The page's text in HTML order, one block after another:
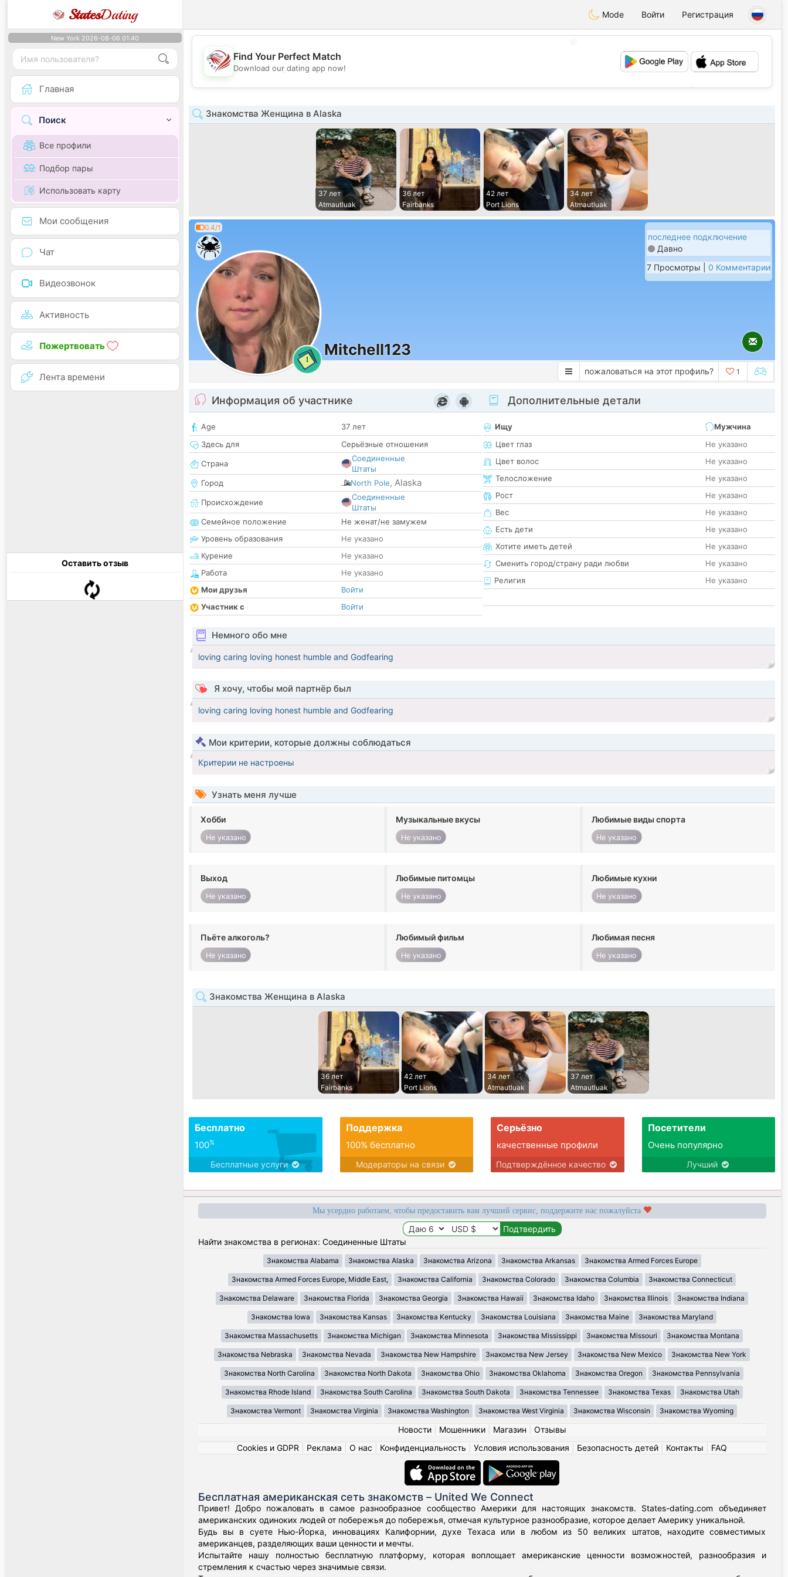
StatesDating Mode Войти Регистрация
New York 2026-08-06 01:40
Главная
Поиск
Все профили
Подбор пары
Использовать карту
Мои сообщения
Чат
Видеозвонок
Активность
Пожертвовать
Лента времени
Оставить отзыв
💖
💕
Find Your Perfect Match
Download our dating app now!
Знакомства Женщина в Alaska
37 лет
Atmautluak
36 лет
Fairbanks
42 лет
Port Lions
34 лет
Atmautluak
0.4/1
1
Mitchell123
последнее подключение
Давно
7 Просмотры | 0 Комментарии
пожаловаться на этот профиль? 1
Информация об участнике
Age
37 лет
Здесь для
Серьёзные отношения
Страна
Соединенные
Штаты
Город
North Pole, Alaska
Происхождение
Соединенные
Штаты
Семейное положение
Не женат/не замужем
Уровень образования
Не указано
Курение
Не указано
Работа
Не указано
Мои друзья
Войти
Участник с
Войти
Дополнительные детали
Ищу
Мужчина
Цвет глаз
Не указано
Цвет волос
Не указано
Телосложение
Не указано
Рост
Не указано
Вес
Не указано
Есть дети
Не указано
Хотите иметь детей
Не указано
Сменить город/страну ради любви
Не указано
Религия
Не указано
Немного обо мне
loving caring loving honest humble and Godfearing
Я хочу, чтобы мой партнёр был
loving caring loving honest humble and Godfearing
Мои критерии, которые должны соблюдаться
Критерии не настроены
Узнать меня лучше
Хобби
Не указано
Музыкальные вкусы
Не указано
Любимые виды спорта
Не указано
Выход
Не указано
Любимые питомцы
Не указано
Любимые кухни
Не указано
Пьёте алкоголь?
Не указано
Любимый фильм
Не указано
Любимая песня
Не указано
Знакомства Женщина в Alaska
36 лет
Fairbanks
42 лет
Port Lions
34 лет
Atmautluak
37 лет
Atmautluak
Бесплатно
100%
Бесплатные услуги
Поддержка
100% бесплатно
Модераторы на связи
Серьёзно
качественные профили
Подтверждённое качество
Посетители
Очень популярно
Лучший
Мы усердно работаем, чтобы предоставить вам лучший сервис, поддержите нас пожалуйста
Найти знакомства в регионах: Соединенные Штаты
Знакомства Alabama Знакомства Alaska Знакомства Arizona Знакомства Arkansas Знакомства Armed Forces Europe
Знакомства Armed Forces Europe, Middle East, Знакомства California Знакомства Colorado Знакомства Columbia Знакомства Connecticut
Знакомства Delaware Знакомства Florida Знакомства Georgia Знакомства Hawaii Знакомства Idaho Знакомства Illinois Знакомства Indiana
Знакомства Iowa Знакомства Kansas Знакомства Kentucky Знакомства Louisiana Знакомства Maine Знакомства Maryland
Знакомства Massachusetts Знакомства Michigan Знакомства Minnesota Знакомства Mississippi Знакомства Missouri Знакомства Montana
Знакомства Nebraska Знакомства Nevada Знакомства New Hampshire Знакомства New Jersey Знакомства New Mexico Знакомства New York
Знакомства North Carolina Знакомства North Dakota Знакомства Ohio Знакомства Oklahoma Знакомства Oregon Знакомства Pennsylvania
Знакомства Rhode Island Знакомства South Carolina Знакомства South Dakota Знакомства Tennessee Знакомства Texas Знакомства Utah
Знакомства Vermont Знакомства Virginia Знакомства Washington Знакомства West Virginia Знакомства Wisconsin Знакомства Wyoming
Новости| Мошенники| Магазин
Отзывы
Cookies и GDPR
Реклама О нас Конфиденциальность Условия использования Безопасность детей Контакты FAQ
Бесплатная американская сеть знакомств – United We Connect
Привет! Добро пожаловать в самое разнообразное сообщество Америки для настоящих знакомств. States-dating.com объединяет
американских одиноких людей от побережья до побережья, отмечая культурное разнообразие, которое делает Америку уникальной.
Будь вы в суете Нью-Йорка, инновациях Калифорнии, духе Техаса или в любом из 50 великих штатов, находите совместимых
американцев, разделяющих ваши ценности и мечты.
Испытайте нашу полностью бесплатную платформу, которая воплощает американские ценности возможностей, разнообразия и
стремления к счастью через значимые связи.